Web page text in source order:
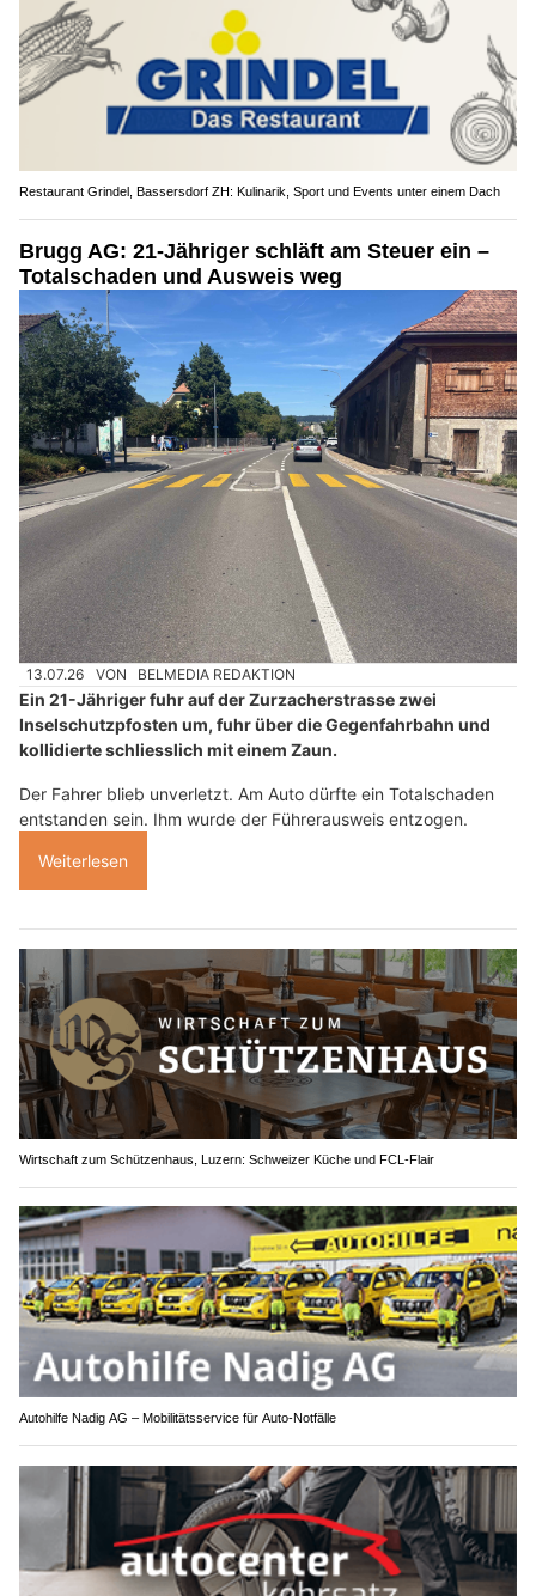
Restaurant Grindel, Bassersdorf ZH: Kulinarik, Sport und Events unter einem Dach
Brugg AG: 21-Jähriger schläft am Steuer ein –
Totalschaden und Ausweis weg
13.07.26 VON BELMEDIA REDAKTION
Ein 21-Jähriger fuhr auf der Zurzacherstrasse zwei
Inselschutzpfosten um, fuhr über die Gegenfahrbahn und
kollidierte schliesslich mit einem Zaun.
Der Fahrer blieb unverletzt. Am Auto dürfte ein Totalschaden
entstanden sein. Ihm wurde der Führerausweis entzogen.
Weiterlesen
Wirtschaft zum Schützenhaus, Luzern: Schweizer Küche und FCL-Flair
Autohilfe Nadig AG – Mobilitätsservice für Auto‑Notfälle